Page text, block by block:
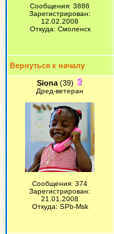
Сообщения: 3886
Зарегистрирован:
12.02.2008
Откуда: Смоленск
Вернуться к началу
Siona(39)
Дред-ветеран
Сообщения: 374
Зарегистрирован:
21.01.2008
Откуда: SPb-Msk